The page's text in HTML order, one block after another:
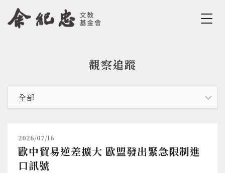
Jump to Navigation
Jump to Main content
觀察追蹤
2026/07/16
歐中貿易逆差擴大 歐盟發出緊急限制進
口訊號